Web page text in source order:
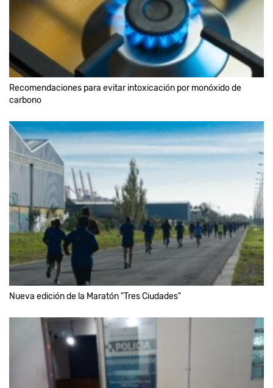
Recomendaciones para evitar intoxicación por monóxido de
carbono
Nueva edición de la Maratón "Tres Ciudades"